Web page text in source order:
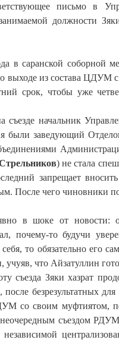
письмо в
должности
в саранской соборной
выходе из состава ЦДУМ
срок, чтобы уже
съезде начальник
были заведующий
) не стала
запрещает
После чего чиновники
в шоке от новости:
почему-то будучи
себя, то обязательно его
учуяв, что Айзатуллин
съезда Зяки хазрат
после безрезультатных
со своим муфтиятом,
съездом
независимой